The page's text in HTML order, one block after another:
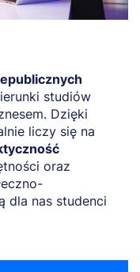
studiów
Dzięki
liczy się na
oraz
dla nas studenci